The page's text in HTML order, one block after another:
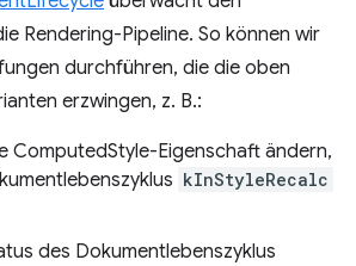
Rendering-Pipeline. So können wir
durchführen, die die oben
erzwingen, z. B.:
ComputedStyle-Eigenschaft ändern,
kInStyleRecalc
des Dokumentlebenszyklus